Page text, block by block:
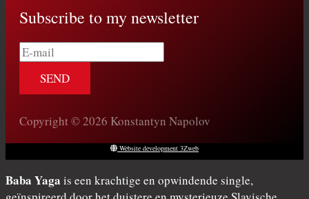
Subscribe to my newsletter
E-
mail
Copyright © 2026 Konstantyn Napolov
Website development 3Zweb
Baba Yaga is een krachtige en opwindende single,